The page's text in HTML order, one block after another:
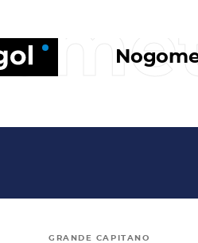
GRANDE CAPITANO